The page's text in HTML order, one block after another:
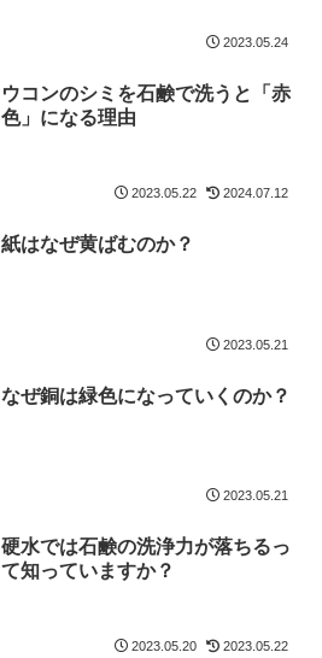
2023.05.24
ウコンのシミを石鹸で洗うと「赤
色」になる理由
2023.05.22 2024.07.12
紙はなぜ黄ばむのか？
2023.05.21
なぜ銅は緑色になっていくのか？
2023.05.21
硬水では石鹸の洗浄力が落ちるっ
て知っていますか？
2023.05.20 2023.05.22